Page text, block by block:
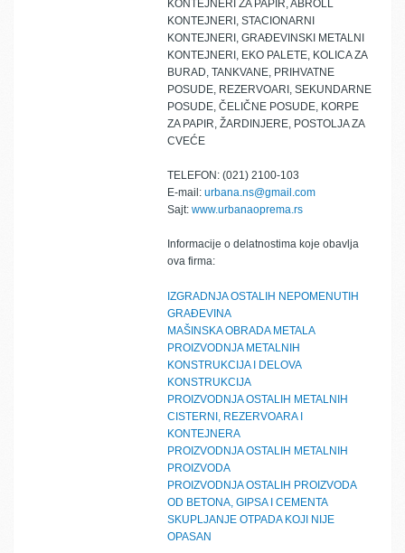
KONTEJNERI ZA PAPIR, ABROLL
KONTEJNERI, STACIONARNI
KONTEJNERI, GRAĐEVINSKI METALNI
KONTEJNERI, EKO PALETE, KOLICA ZA
BURAD, TANKVANE, PRIHVATNE
POSUDE, REZERVOARI, SEKUNDARNE
POSUDE, ČELIČNE POSUDE, KORPE
ZA PAPIR, ŽARDINJERE, POSTOLJA ZA
CVEĆE
TELEFON: (021) 2100-103
E-mail: urbana.ns@gmail.com
Sajt: www.urbanaoprema.rs
Informacije o delatnostima koje obavlja
ova firma:
IZGRADNJA OSTALIH NEPOMENUTIH
GRAĐEVINA
MAŠINSKA OBRADA METALA
PROIZVODNJA METALNIH
KONSTRUKCIJA I DELOVA
KONSTRUKCIJA
PROIZVODNJA OSTALIH METALNIH
CISTERNI, REZERVOARA I
KONTEJNERA
PROIZVODNJA OSTALIH METALNIH
PROIZVODA
PROIZVODNJA OSTALIH PROIZVODA
OD BETONA, GIPSA I CEMENTA
SKUPLJANJE OTPADA KOJI NIJE
OPASAN